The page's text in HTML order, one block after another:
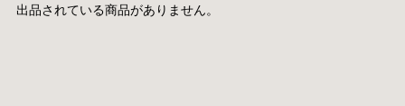
出品されている商品がありません。